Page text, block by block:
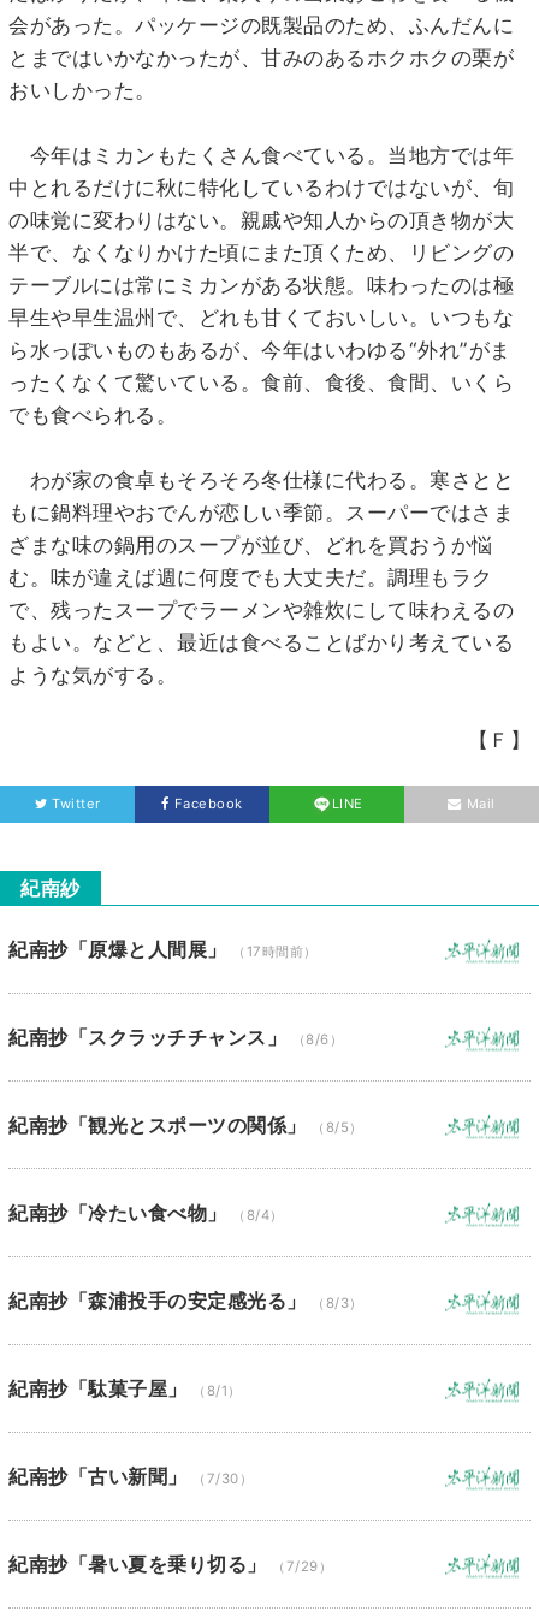
会があった。パッケージの既製品のため、ふんだんに
とまではいかなかったが、甘みのあるホクホクの栗が
おいしかった。
今年はミカンもたくさん食べている。当地方では年
中とれるだけに秋に特化しているわけではないが、旬
の味覚に変わりはない。親戚や知人からの頂き物が大
半で、なくなりかけた頃にまた頂くため、リビングの
テーブルには常にミカンがある状態。味わったのは極
早生や早生温州で、どれも甘くておいしい。いつもな
ら水っぽいものもあるが、今年はいわゆる“外れ”がま
ったくなくて驚いている。食前、食後、食間、いくら
でも食べられる。
わが家の食卓もそろそろ冬仕様に代わる。寒さとと
もに鍋料理やおでんが恋しい季節。スーパーではさま
ざまな味の鍋用のスープが並び、どれを買おうか悩
む。味が違えば週に何度でも大丈夫だ。調理もラク
で、残ったスープでラーメンや雑炊にして味わえるの
もよい。などと、最近は食べることばかり考えている
ような気がする。
【Ｆ】
Twitter Facebook LINE Mail
紀南紗
紀南抄「原爆と人間展」 （17時間前）
紀南抄「スクラッチチャンス」 （8/6）
紀南抄「観光とスポーツの関係」 （8/5）
紀南抄「冷たい食べ物」 （8/4）
紀南抄「森浦投手の安定感光る」 （8/3）
紀南抄「駄菓子屋」 （8/1）
紀南抄「古い新聞」 （7/30）
紀南抄「暑い夏を乗り切る」 （7/29）